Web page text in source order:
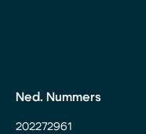
Ned. Nummers
202272961